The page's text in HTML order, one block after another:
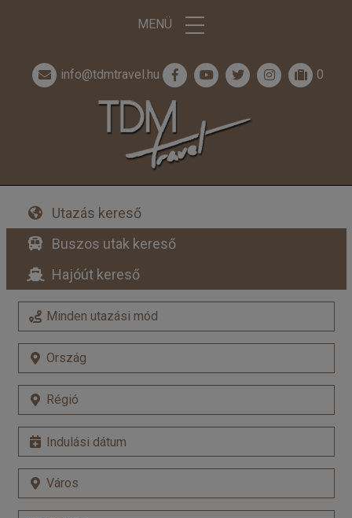
MENÜ
info@tdmtravel.hu 0
Utazás kereső
Buszos utak kereső
Hajóút kereső